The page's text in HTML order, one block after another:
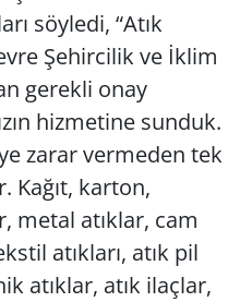
söyledi, “Atık
Şehircilik ve İklim
gerekli onay
hizmetine sunduk.
zarar vermeden tek
Kağıt, karton,
metal atıklar, cam
atıkları, atık pil
atıklar, atık ilaçlar,